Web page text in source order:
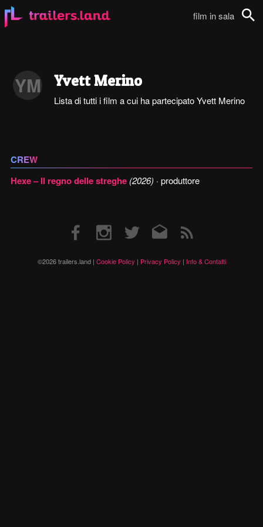
film in sala
YM Yvett Merino
Lista di tutti i film a cui ha partecipato Yvett Merino
CREW
Hexe – Il regno delle streghe (2026) · produttore
©2026 trailers.land | Cookie Policy | Privacy Policy | Info & Contatti